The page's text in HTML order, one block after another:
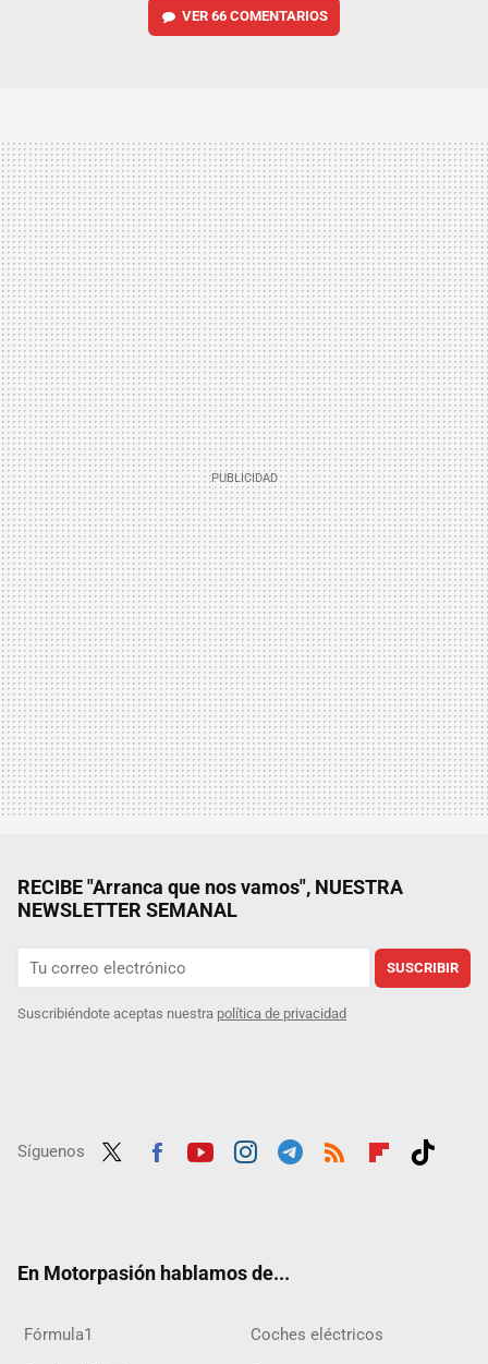
VER 66 COMENTARIOS
RECIBE "Arranca que nos vamos", NUESTRA
NEWSLETTER SEMANAL
SUSCRIBIR
Suscribiéndote aceptas nuestra política de privacidad
Síguenos
En Motorpasión hablamos de...
Fórmula1 Coches eléctricos